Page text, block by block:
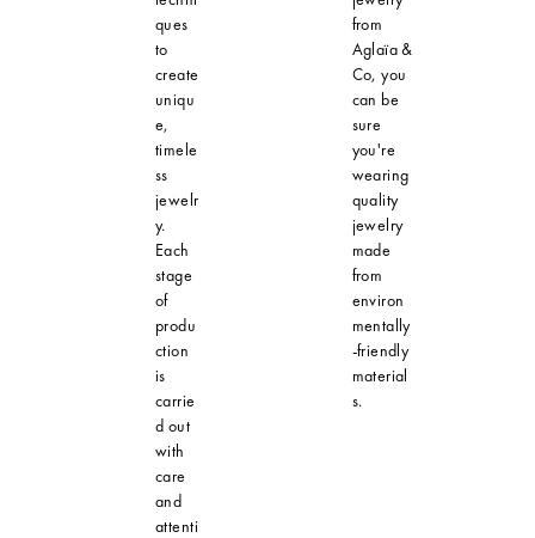
ques
to
create
uniqu
e,
timele
ss
jewelr
y.
Each
stage
of
produ
ction
is
carrie
d out
with
care
and
attenti
from
Aglaïa &
Co, you
can be
sure
you're
wearing
quality
jewelry
made
from
environ
mentally
-friendly
material
s.